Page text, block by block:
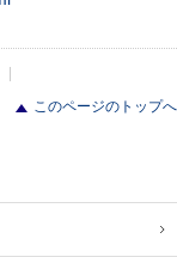
このページのトップへ